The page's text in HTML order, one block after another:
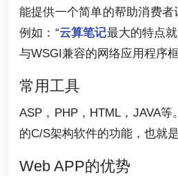
能提供一个简单的帮助消费
例如：“云算笔记最大的特点
与WSGI兼容的网络应用程序
常用工具
ASP，PHP，HTML，JAVA
的C/S架构软件的功能，也就
Web APP的优势